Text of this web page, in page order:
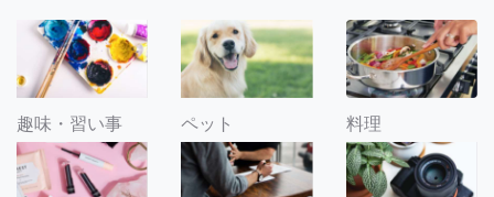
趣味・習い事 ペット 料理